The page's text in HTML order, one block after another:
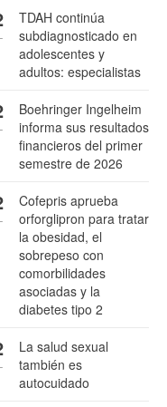
TDAH continúa
subdiagnosticado en
adolescentes y
adultos: especialistas
Boehringer Ingelheim
informa sus resultados
financieros del primer
semestre de 2026
Cofepris aprueba
orforglipron para tratar
la obesidad, el
sobrepeso con
comorbilidades
asociadas y la
diabetes tipo 2
La salud sexual
también es
autocuidado